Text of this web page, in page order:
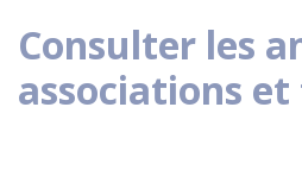
Consulter les
associations